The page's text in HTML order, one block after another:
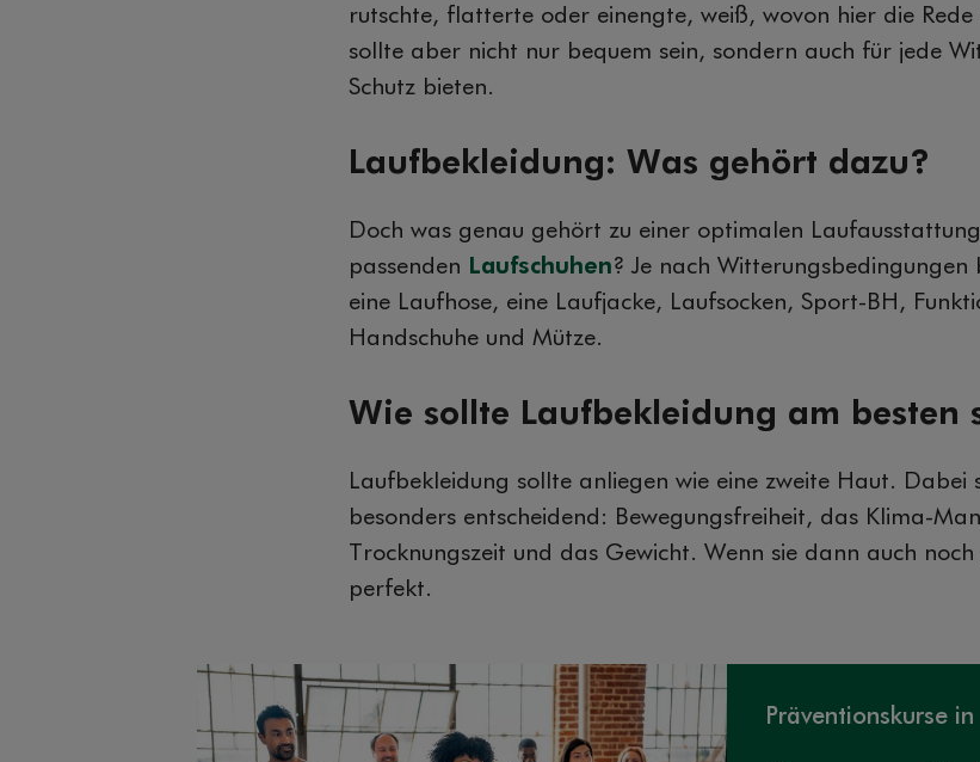
rutschte, flatterte oder einengte, weiß, wovon hier die
sollte aber nicht nur bequem sein, sondern auch für jede
Schutz bieten.
Laufbekleidung: Was gehört dazu?
Doch was genau gehört zu einer optimalen
passenden Laufschuhen? Je nach Witterungsbedingungen
eine Laufhose, eine Laufjacke, Laufsocken, Sport-BH,
Handschuhe und Mütze.
Wie sollte Laufbekleidung am besten
Laufbekleidung sollte anliegen wie eine zweite Haut. Dabei
besonders entscheidend: Bewegungsfreiheit, das Klima-
Trocknungszeit und das Gewicht. Wenn sie dann auch
perfekt.
Präventionskurse